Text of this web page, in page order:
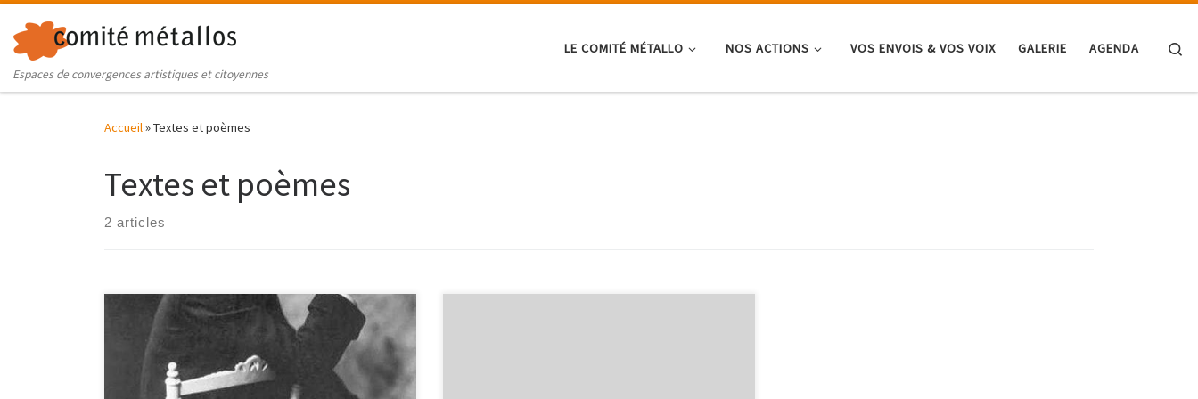
Skip to content
Espaces de convergences artistiques et citoyennes
LE COMITÉ MÉTALLO NOS ACTIONS VOS ENVOIS & VOS VOIX GALERIE AGENDA
Accueil»Textes et poèmes
Textes et poèmes
2 articles
Atelier d’écriture du 17/09/2023 au Palais de la
Femme à l’occasion des Journées du Patrimoine